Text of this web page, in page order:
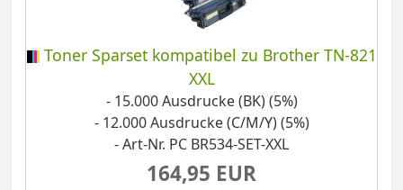
Toner Sparset kompatibel zu Brother TN-821
XXL
- 15.000 Ausdrucke (BK) (5%)
- 12.000 Ausdrucke (C/M/Y) (5%)
- Art-Nr. PC BR534-SET-XXL
164,95 EUR